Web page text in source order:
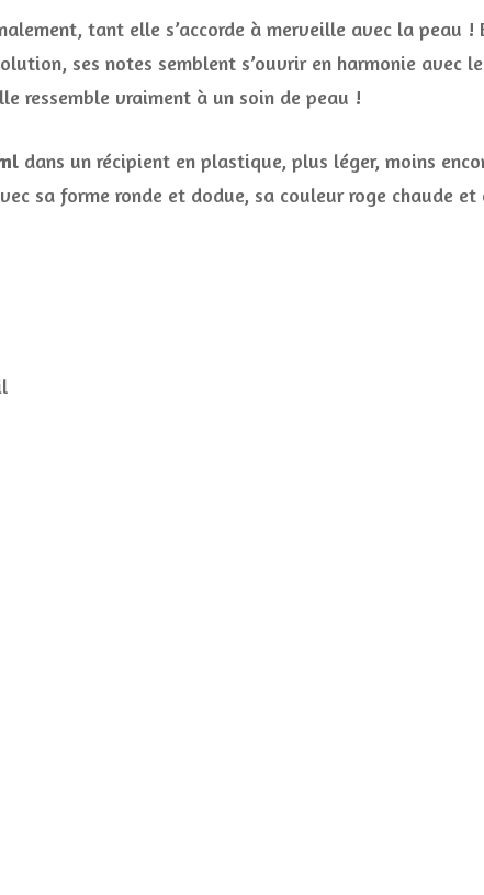
tant elle s’accorde à merveille avec la peau !
ses notes semblent s’ouvrir en harmonie avec
ressemble vraiment à un soin de peau !
dans un récipient en plastique, plus léger, moins
sa forme ronde et dodue, sa couleur roge chaude et